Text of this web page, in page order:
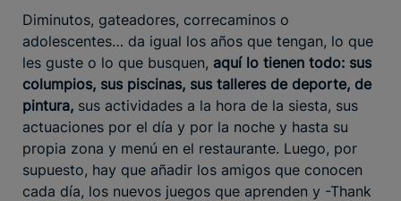
Diminutos, gateadores, correcaminos o
adolescentes… da igual los años que tengan, lo que
les guste o lo que busquen, aquí lo tienen todo: sus
columpios, sus piscinas, sus talleres de deporte, de
pintura, sus actividades a la hora de la siesta, sus
actuaciones por el día y por la noche y hasta su
propia zona y menú en el restaurante. Luego, por
supuesto, hay que añadir los amigos que conocen
cada día, los nuevos juegos que aprenden y -Thank